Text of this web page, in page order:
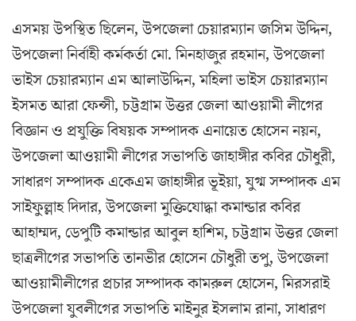
এসময় উপস্থিত ছিলেন, উপজেলা চেয়ারম্যান জসিম উদ্দিন,
উপজেলা নির্বাহী কর্মকর্তা মো. মিনহাজুর রহমান, উপজেলা
ভাইস চেয়ারম্যান এম আলাউদ্দিন, মহিলা ভাইস চেয়ারম্যান
ইসমত আরা ফেন্সী, চট্টগ্রাম উত্তর জেলা আওয়ামী লীগের
বিজ্ঞান ও প্রযুক্তি বিষয়ক সম্পাদক এনায়েত হোসেন নয়ন,
উপজেলা আওয়ামী লীগের সভাপতি জাহাঙ্গীর কবির চৌধুরী,
সাধারণ সম্পাদক একেএম জাহাঙ্গীর ভূইয়া, যুগ্ম সম্পাদক এম
সাইফুল্লাহ দিদার, উপজেলা মুক্তিযোদ্ধা কমান্ডার কবির
আহাম্মদ, ডেপুটি কমান্ডার আবুল হাশিম, চট্টগ্রাম উত্তর জেলা
ছাত্রলীগের সভাপতি তানভীর হোসেন চৌধুরী তপু, উপজেলা
আওয়ামীলীগের প্রচার সম্পাদক কামরুল হোসেন, মিরসরাই
উপজেলা যুবলীগের সভাপতি মাইনুর ইসলাম রানা, সাধারণ